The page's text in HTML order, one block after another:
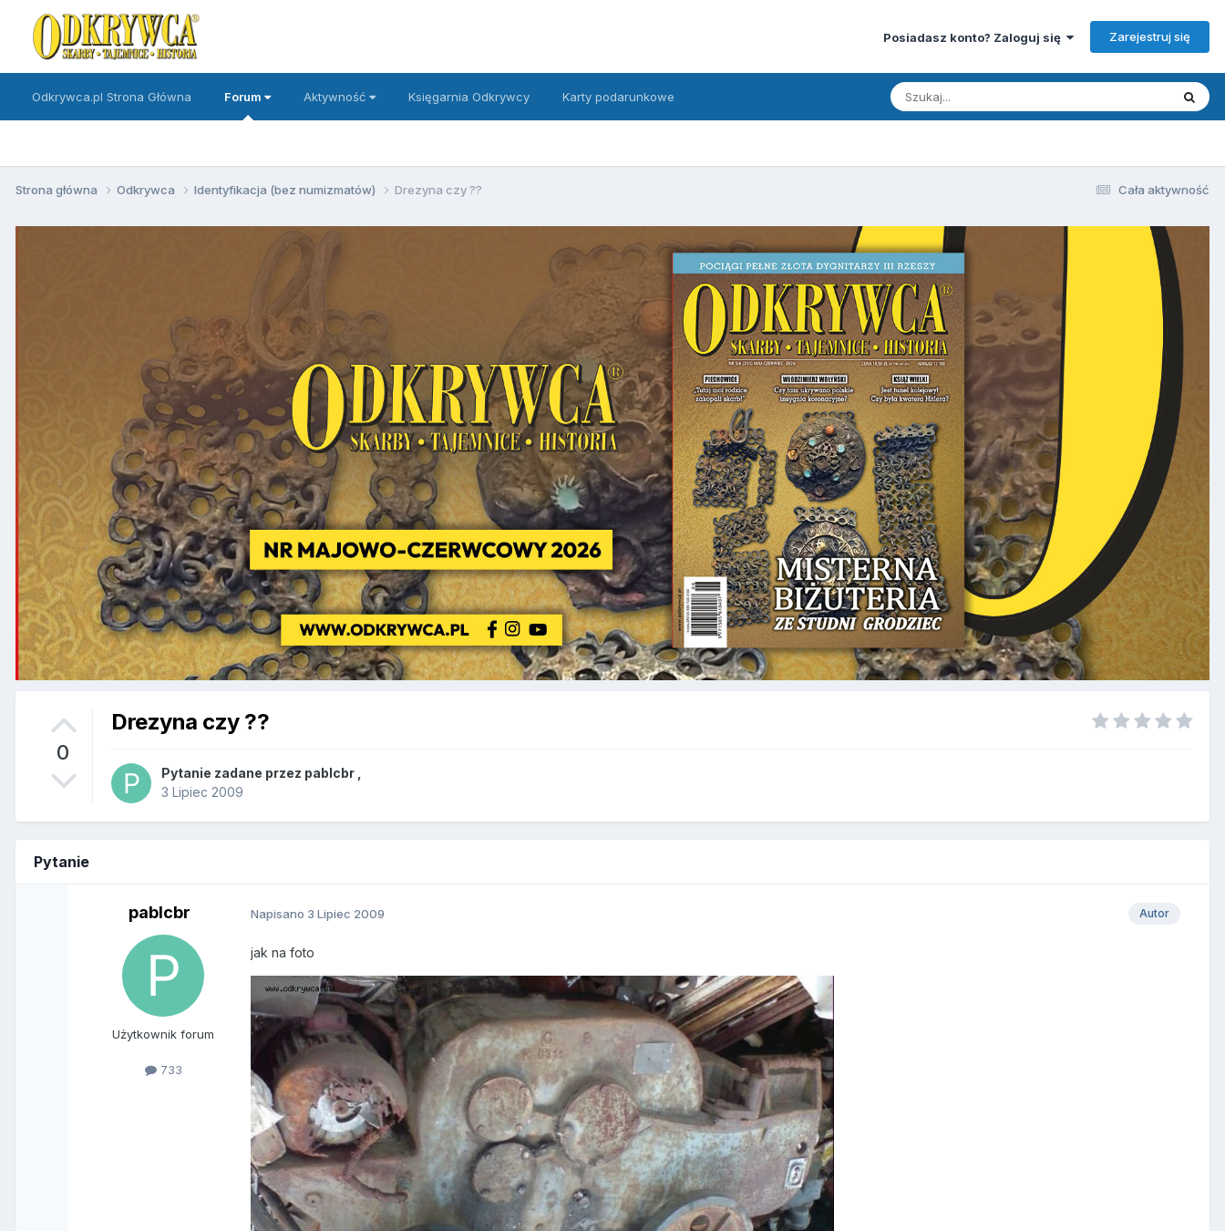
Posiadasz konto? Zaloguj się Zarejestruj się
Odkrywca.pl Strona Główna Forum Aktywność Księgarnia Odkrywcy Karty podarunkowe
Cała aktywność
Strona główna Odkrywca Identyfikacja (bez numizmatów) Drezyna czy ??
0
Drezyna czy ??
Pytanie zadane przez pablcbr
3 Lipiec 2009
Pytanie
pablcbr
Użytkownik forum
733
Autor
Napisano 3 Lipiec 2009
jak na foto